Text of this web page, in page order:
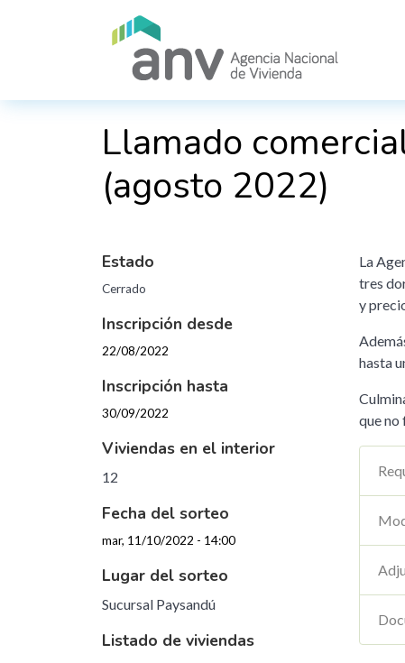
Llamado
(agosto 2022)
Estado
Cerrado
Inscripción desde
22/08/2022
Inscripción hasta
30/09/2022
Viviendas en el interior
12
Fecha del sorteo
mar, 11/10/2022 - 14:00
Lugar del sorteo
Sucursal Paysandú
Listado de viviendas
La
tres
y
hasta
que no